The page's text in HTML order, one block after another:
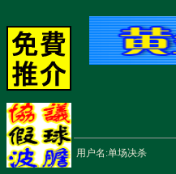
用户名:单场决杀